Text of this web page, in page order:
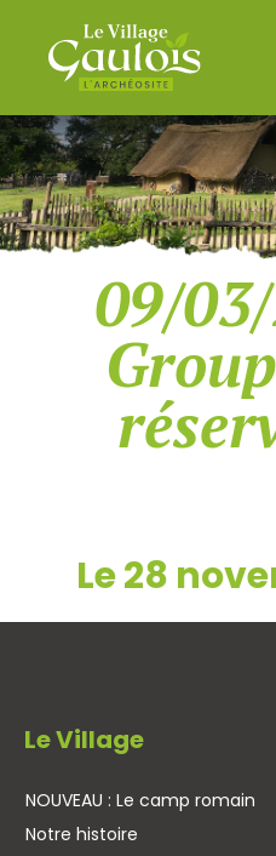
09/
Le 28
Le Village
NOUVEAU : Le camp romain
Notre histoire